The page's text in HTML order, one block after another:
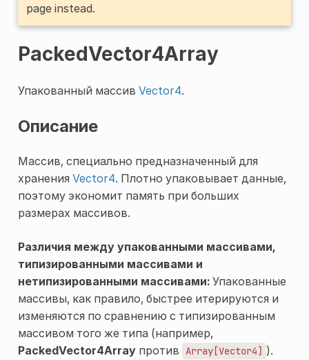
page instead.
PackedVector4Array
Упакованный массив Vector4.
Описание
Массив, специально предназначенный для
хранения Vector4. Плотно упаковывает данные,
поэтому экономит память при больших
размерах массивов.
Различия между упакованными массивами,
типизированными массивами и
нетипизированными массивами:Упакованные
массивы, как правило, быстрее итерируются и
изменяются по сравнению с типизированным
массивом того же типа (например,
PackedVector4Arrayпротив Array[Vector4] ).